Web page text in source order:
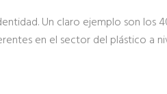
Un claro ejemplo son los
en el sector del plástico a